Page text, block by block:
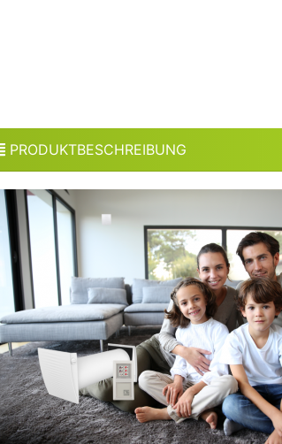
PRODUKTBESCHREIBUNG